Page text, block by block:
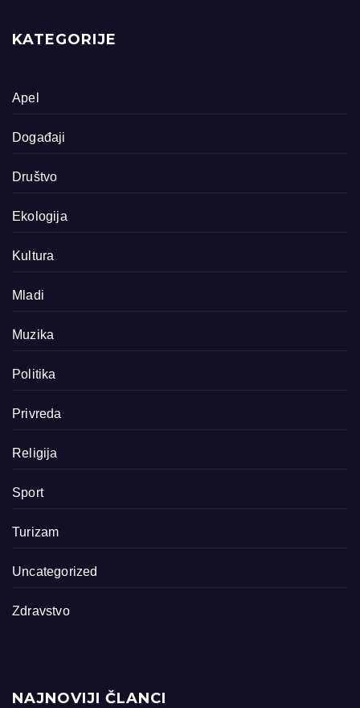
KATEGORIJE
Apel
Događaji
Društvo
Ekologija
Kultura
Mladi
Muzika
Politika
Privreda
Religija
Sport
Turizam
Uncategorized
Zdravstvo
NAJNOVIJI ČLANCI